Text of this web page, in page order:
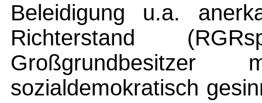
Beleidigung u.a.
Richterstand
sozialdemokratisch